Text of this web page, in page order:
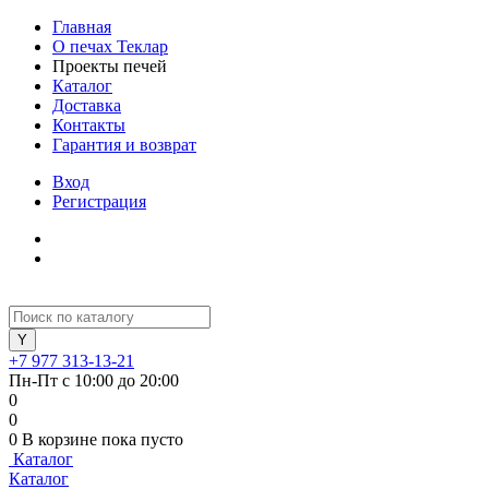
Главная
О печах Теклар
Проекты печей
Каталог
Доставка
Контакты
Гарантия и возврат
Вход
Регистрация
+7 977 313-13-21
Пн-Пт с 10:00 до 20:00
0
0
0 В корзине пока пусто
Каталог
Каталог